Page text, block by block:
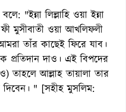
"ইন্না লিল্লাহি ওয়া ইন্না
মুসীবাতী ওয়া আখলিফলী
তাঁর কাছেই ফিরে যাব।
প্রতিদান দাও। এই বিপদের
তাহলে আল্লাহ তায়ালা তার
দিবেন। " [সহীহ মুসলিম: